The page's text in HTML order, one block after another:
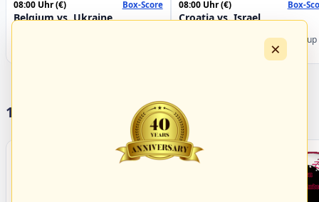
08:00 Uhr(€) Box-Score
Belgium vs. Ukraine
08:00 Uhr(€) Box-
Croatia vs. Israel
Championship B Pool 2026 - Group
17 Vereine im S/HBV
×